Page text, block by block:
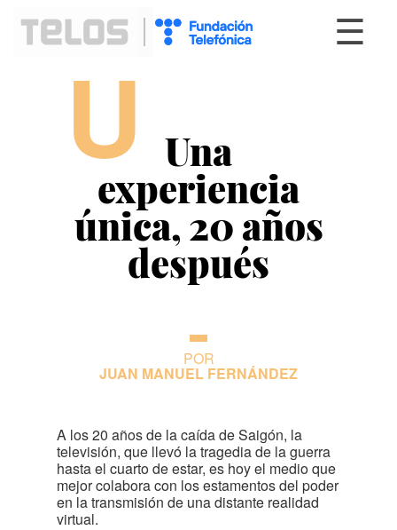
☰
U Una
experiencia
única, 20 años
después
POR
JUAN MANUEL FERNÁNDEZ
A los 20 años de la caída de Saigón, la
televisión, que llevó la tragedia de la guerra
hasta el cuarto de estar, es hoy el medio que
mejor colabora con los estamentos del poder
en la transmisión de una distante realidad
virtual.